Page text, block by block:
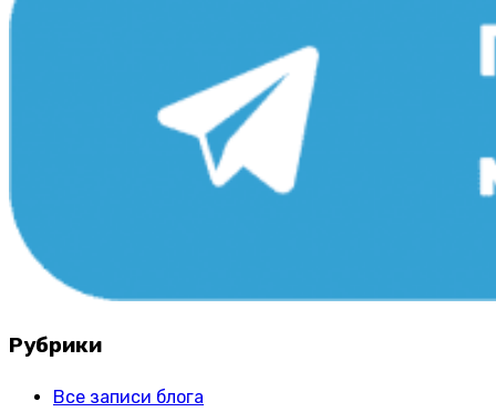
Рубрики
Все записи блога